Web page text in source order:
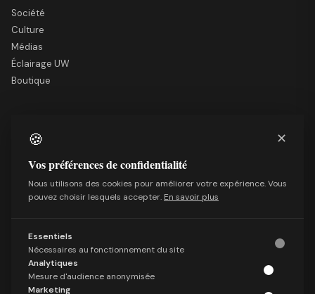
Société
Culture
Médias
Éclairage UW
Boutique
Nous soutenir
Qui sommes-nous
Facebook
X (Twitter)
🍪 ✕
Vos préférences de confidentialité
Nous utilisons des cookies pour améliorer votre expérience. Vous
pouvez choisir lesquels accepter. En savoir plus
Essentiels
Nécessaires au fonctionnement du site
Analytiques
Mesure d'audience anonymisée
Marketing